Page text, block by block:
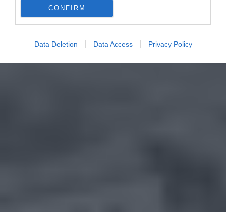
CONFIRM
Data Deletion Data Access Privacy Policy